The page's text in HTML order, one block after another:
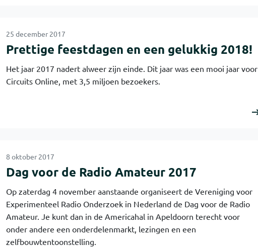
25 december 2017
Prettige feestdagen en een gelukkig 2018!
Het jaar 2017 nadert alweer zijn einde. Dit jaar was een mooi jaar voor
Circuits Online, met 3,5 miljoen bezoekers.
8 oktober 2017
Dag voor de Radio Amateur 2017
Op zaterdag 4 november aanstaande organiseert de Vereniging voor
Experimenteel Radio Onderzoek in Nederland de Dag voor de Radio
Amateur. Je kunt dan in de Americahal in Apeldoorn terecht voor
onder andere een onderdelenmarkt, lezingen en een
zelfbouwtentoonstelling.